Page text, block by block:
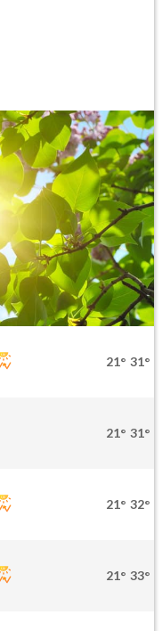
21° 31°
21° 31°
21° 32°
21° 33°